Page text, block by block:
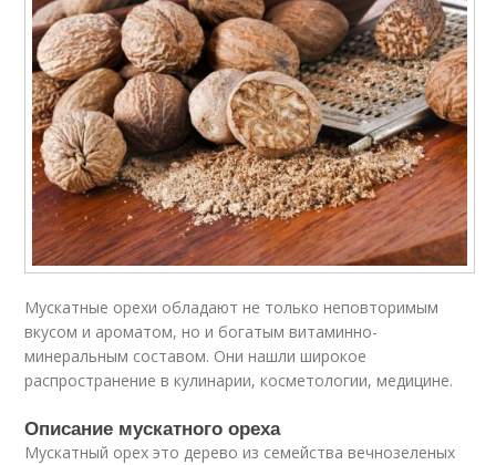
Мускатные орехи обладают не только неповторимым
вкусом и ароматом, но и богатым витаминно-
минеральным составом. Они нашли широкое
распространение в кулинарии, косметологии, медицине.
Описание мускатного ореха
Мускатный орех это дерево из семейства вечнозеленых